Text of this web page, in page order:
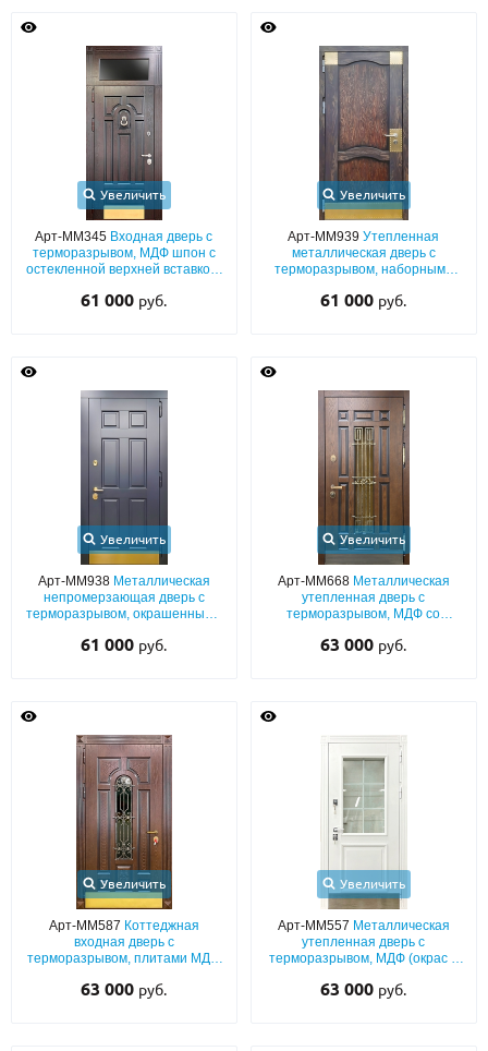
Увеличить
Арт-ММ345 Входная дверь с
терморазрывом, МДФ шпон с
остекленной верхней вставкой,
кнокером
61 000 руб.
Увеличить
Арт-ММ939Утепленная
металлическая дверь с
терморазрывом, наборными
отбойником
61 000 руб.
Увеличить
Арт-ММ938 Металлическая
непромерзающая дверь с
терморазрывом, окрашенными
RAL) с латунным отбойником
61 000 руб.
Увеличить
Арт-ММ668 Металлическая
утепленная дверь с
терморазрывом, МДФ со
остеклением, ковкой и
63 000 руб.
Увеличить
Арт-ММ587 Коттеджная
входная дверь с
терморазрывом, плитами МДФ
стеклом и латунным
63 000 руб.
Увеличить
Арт-ММ557 Металлическая
утепленная дверь с
терморазрывом, МДФ (окрас в
со стеклопакетом и отбойником
63 000 руб.